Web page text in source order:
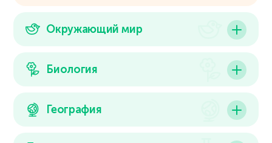
Окружающий мир
Биология
География